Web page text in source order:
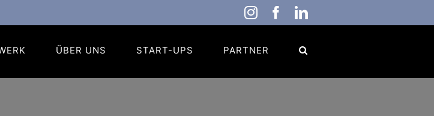
InstagramFacebookLinkedIn
ÜBER UNS START-UPS PARTNER